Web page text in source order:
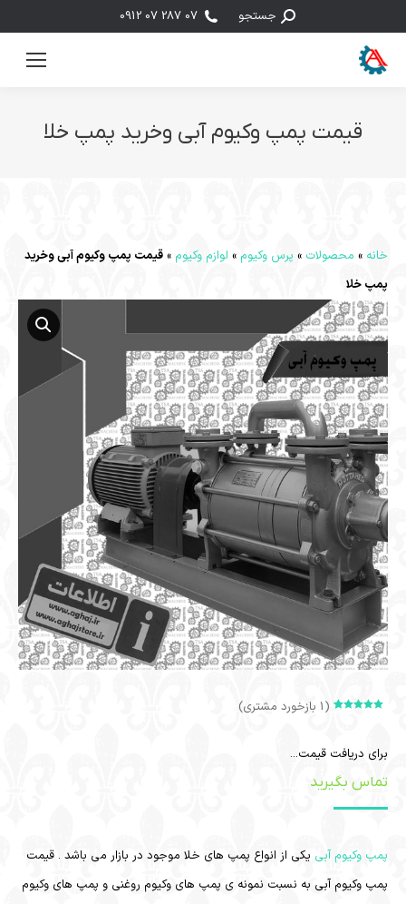
جستجو:جستجو 07 287 07 0912
قیمت پمپ وکیوم آبی وخرید پمپ خلا
خانه » محصولات » پرس وکیوم » لوازم وکیوم » قیمت پمپ وکیوم آبی وخرید
پمپ خلا
برای دریافت قیمت...
تماس بگیرید
مشتری
(
1 بازخورد مشتری)
پمپ وکیوم آبی یکی از انواع پمپ های خلا موجود در بازار می باشد . قیمت
پمپ وکیوم آبی به نسبت نمونه ی پمپ های وکیوم روغنی و پمپ های وکیوم